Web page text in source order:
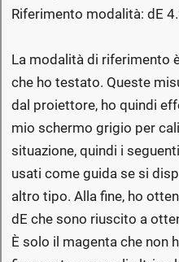
Riferimento modalità: dE
La modalità di riferimento
che ho testato. Queste
dal proiettore, ho quindi
mio schermo grigio per
situazione, quindi i
usati come guida se si
altro tipo. Alla fine, ho
dE che sono riuscito a
È solo il magenta che non